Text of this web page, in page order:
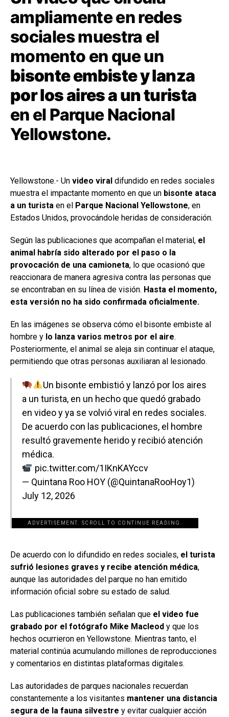
ampliamente en redes
sociales muestra el
momento en que un
bisonte embiste y lanza
por los aires a un turista
en el Parque Nacional
Yellowstone.
Yellowstone.- Un video viral difundido en redes sociales
muestra el impactante momento en que un bisonte ataca
a un turista en el Parque Nacional Yellowstone, en
Estados Unidos, provocándole heridas de consideración.
Según las publicaciones que acompañan el material, el
animal habría sido alterado por el paso o la
provocación de una camioneta, lo que ocasionó que
reaccionara de manera agresiva contra las personas que
se encontraban en su línea de visión. Hasta el momento,
esta versión no ha sido confirmada oficialmente.
En las imágenes se observa cómo el bisonte embiste al
hombre y lo lanza varios metros por el aire.
Posteriormente, el animal se aleja sin continuar el ataque,
permitiendo que otras personas auxiliaran al lesionado.
Un bisonte embistió y lanzó por los aires
a un turista, en un hecho que quedó grabado
en video y ya se volvió viral en redes sociales.
De acuerdo con las publicaciones, el hombre
resultó gravemente herido y recibió atención
médica.
pic.twitter.com/1IKnKAYccv
— Quintana Roo HOY (@QuintanaRooHoy1)
July 12, 2026
ADVERTISEMENT. SCROLL TO CONTINUE READING.
[adsforwp id="243463"]
De acuerdo con lo difundido en redes sociales, el turista
sufrió lesiones graves y recibe atención médica,
aunque las autoridades del parque no han emitido
información oficial sobre su estado de salud.
Las publicaciones también señalan que el video fue
grabado por el fotógrafo Mike Macleod y que los
hechos ocurrieron en Yellowstone. Mientras tanto, el
material continúa acumulando millones de reproducciones
y comentarios en distintas plataformas digitales.
Las autoridades de parques nacionales recuerdan
constantemente a los visitantes mantener una distancia
segura de la fauna silvestre y evitar cualquier acción